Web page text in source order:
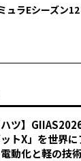
ュラEシーズン
ハツ】
ットX」を世界
動化と軽の技